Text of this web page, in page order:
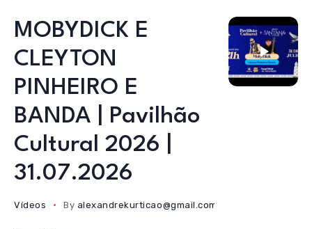
MOBYDICK E
CLEYTON
PINHEIRO E
BANDA | Pavilhão
Cultural 2026 |
31.07.2026
Vídeos By alexandrekurticao@gmail.com